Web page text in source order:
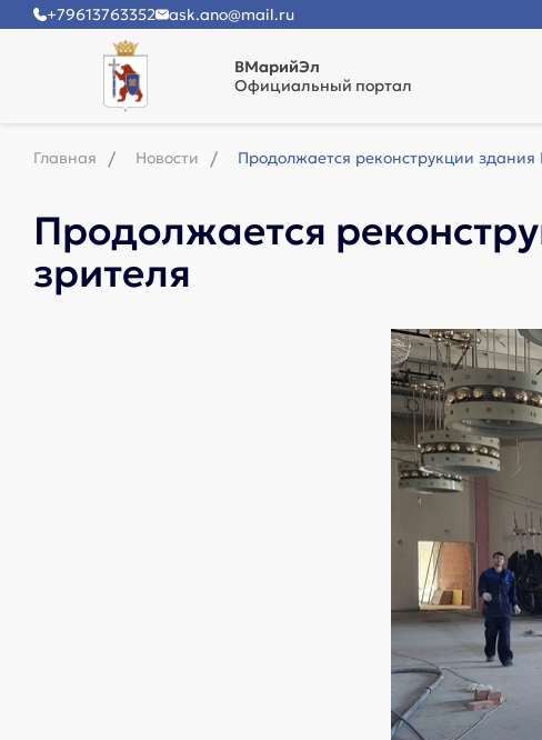
+79613763352 ask.ano@mail.ru
ВМарийЭл
Официальный портал
Главная Новости Продолжается реконструкции
Продолжается
зрителя